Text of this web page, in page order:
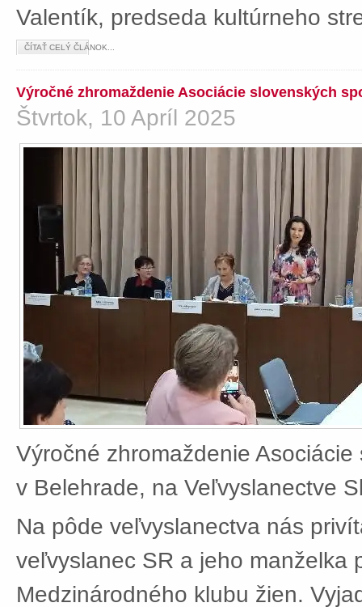
Valentík, predseda kultúrneho
ČÍTAŤ CELÝ ČLÁNOK...
Výročné zhromaždenie Asociácie slovenských
Štvrtok, 10 Apríl 2025
Výročné zhromaždenie
v Belehrade, na Veľvyslanectve
Na pôde veľvyslanectva nás
veľvyslanec SR a jeho manželka
Medzinárodného klubu žien.